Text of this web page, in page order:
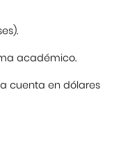
académico.
cuenta en dólares